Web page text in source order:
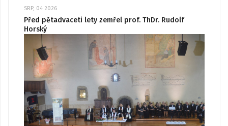
SRP, 04 2026
Před pětadvaceti lety zemřel prof. ThDr. Rudolf
Horský